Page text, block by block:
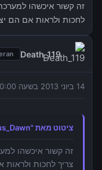
זה קשור איכשהו
לחכות ולראות אם הם
Death_119
14 ביוני 2013 בשעה 20:00
ציטוט מאת "Nucleus_Dawn"
זה קשור איכשהו
צריך לחכות ולראות